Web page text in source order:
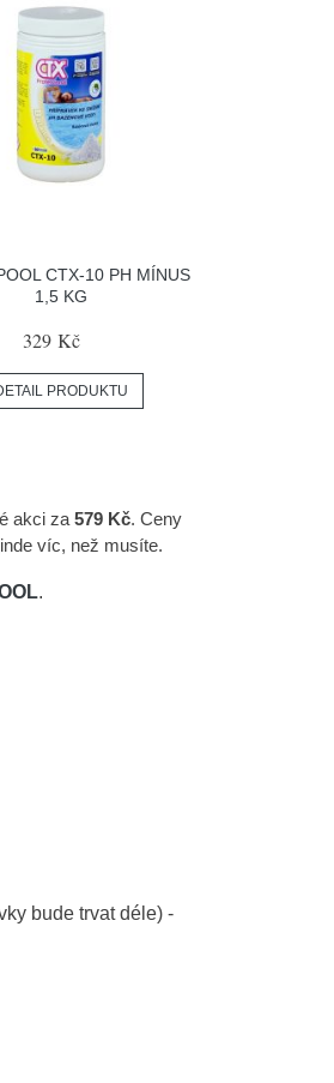
CTX-10 PH MÍNUS
1,5 KG
329 Kč
PRODUKTU
akci za 579 Kč. Ceny
víc, než musíte.
.
bude trvat déle) -